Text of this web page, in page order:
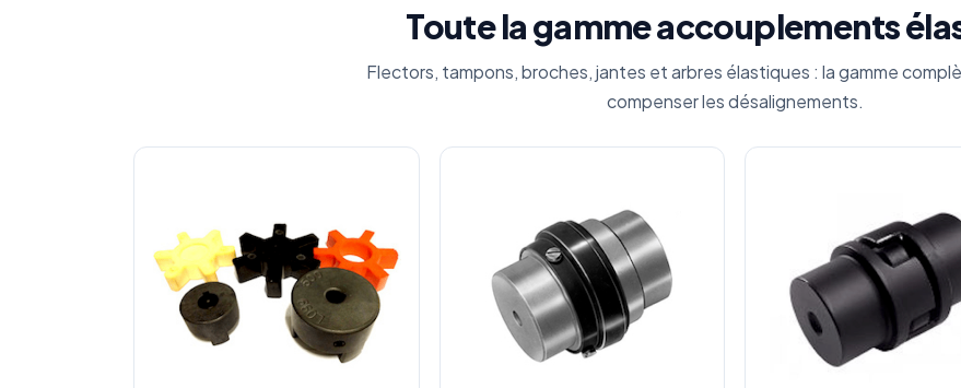
Toute la gamme accouplements
Flectors, tampons, broches, jantes et arbres élastiques : la gamme
compenser les désalignements.